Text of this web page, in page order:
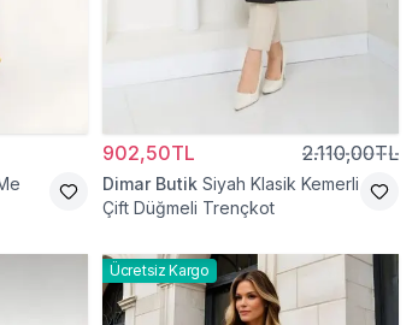
902,50TL 2.110,00TL
Dimar Butik Siyah Klasik Kemerli
Çift Düğmeli Trençkot
Ücretsiz Kargo